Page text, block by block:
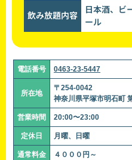
飲み放題内容
日本酒、ビ
ール
電話番号 0463-23-5447
所在地
〒254-0042
神奈川県平塚市明石町
営業時間 20:00〜23:00
定休日 月曜、日曜
通常料金 ４０００円～